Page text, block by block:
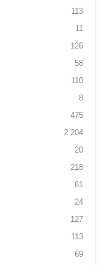
113
11
126
58
110
8
475
2 204
20
218
61
24
127
113
69